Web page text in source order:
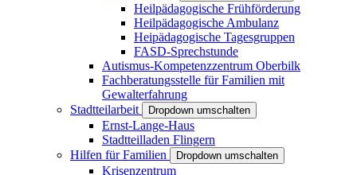
Heilpädagogische Frühförderung
Heilpädagogische Ambulanz
Heipädagogische Tagesgruppen
FASD-Sprechstunde
Autismus-Kompetenzzentrum Oberbilk
Fachberatungsstelle für Familien mit
Gewalterfahrung
Stadtteilarbeit
Dropdown umschalten
Ernst-Lange-Haus
Stadtteilladen Flingern
Hilfen für Familien
Dropdown umschalten
Krisenzentrum